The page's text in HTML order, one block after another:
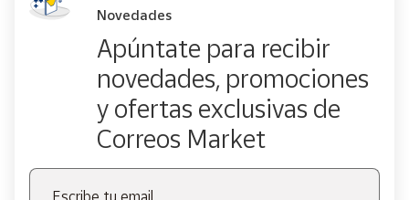
Novedades
Apúntate para recibir
novedades, promociones
y ofertas exclusivas de
Correos Market